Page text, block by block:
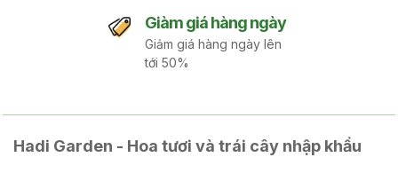
Giàm giá hàng ngày
Giảm giá hàng ngày lên
tới 50%
Hadi Garden - Hoa tươi và trái cây nhập khẩu